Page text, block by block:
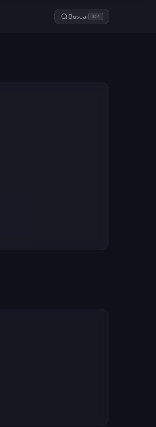
Buscar ⌘K